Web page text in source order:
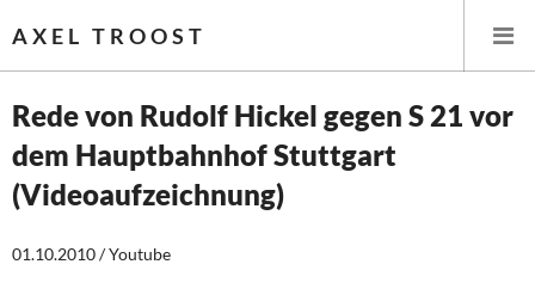
AXEL TROOST
Startseite
Rede von Rudolf Hickel gegen S 21 vor
dem Hauptbahnhof Stuttgart
(Videoaufzeichnung)
01.10.2010 / Youtube